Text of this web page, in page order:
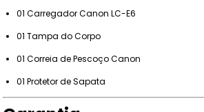
01 Carregador Canon LC-E6
01 Tampa do Corpo
01 Correia de Pescoço Canon
01 Protetor de Sapata